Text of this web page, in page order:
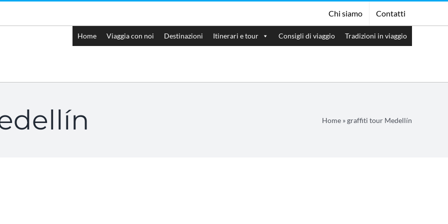
Chi siamo Contatti
Home Viaggia con noi Destinazioni Itinerari e tour Consigli di viaggio Tradizioni in viaggio
Home »graffiti tour Medellín